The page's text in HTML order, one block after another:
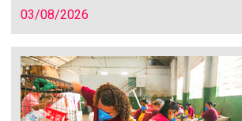
03/08/2026